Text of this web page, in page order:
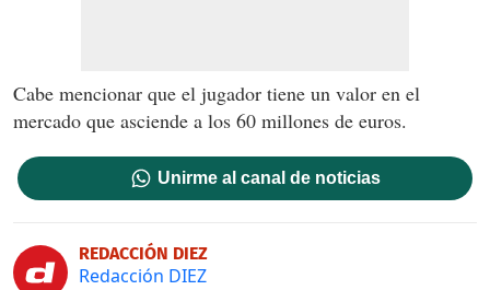
Cabe mencionar que el jugador tiene un valor en el
mercado que asciende a los 60 millones de euros.
Unirme al canal de noticias
REDACCIÓN DIEZ
Redacción DIEZ